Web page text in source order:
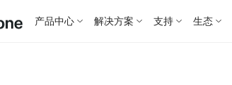
产品中心 解决方案 支持 生态